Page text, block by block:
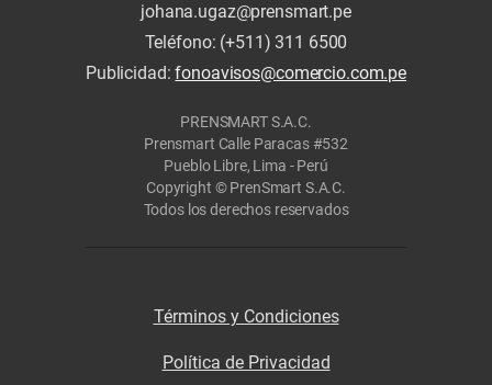
johana.ugaz@prensmart.pe
Teléfono: (+511) 311 6500
Publicidad:fonoavisos@comercio.com.pe
PRENSMART S.A.C.
Prensmart Calle Paracas #532
Pueblo Libre, Lima - Perú
Copyright © PrenSmart S.A.C.
Todos los derechos reservados
Términos y Condiciones
Política de Privacidad